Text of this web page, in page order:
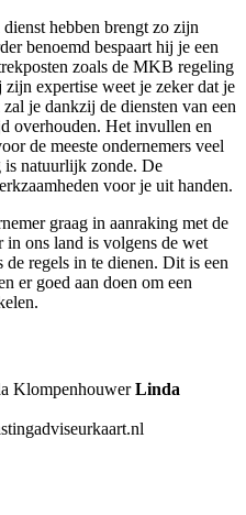
hebben brengt zo zijn
benoemd bespaart hij je een
zoals de MKB regeling
expertise weet je zeker dat je
je dankzij de diensten van een
overhouden. Het invullen en
de meeste ondernemers veel
natuurlijk zonde. De
voor je uit handen.
graag in aanraking met de
in ons land is volgens de wet
regels in te dienen. Dit is een
er goed aan doen om een
Linda